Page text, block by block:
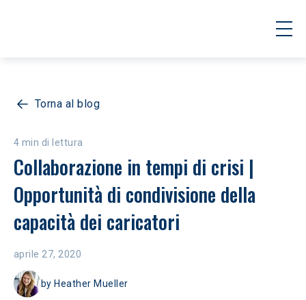
Torna al blog
4 min di lettura
Collaborazione in tempi di crisi |
Opportunità di condivisione della
capacità dei caricatori
aprile 27, 2020
by Heather Mueller